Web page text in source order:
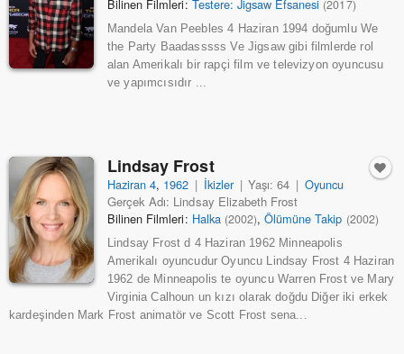
Bilinen Filmleri: Testere: Jigsaw Efsanesi (2017)
Mandela Van Peebles 4 Haziran 1994 doğumlu We
the Party Baadasssss Ve Jigsaw gibi filmlerde rol
alan Amerikalı bir rapçi film ve televizyon oyuncusu
ve yapımcısıdır ...
Lindsay Frost
Haziran 4, 1962 | İkizler | Yaşı: 64 | Oyuncu
Gerçek Adı: Lindsay Elizabeth Frost
Bilinen Filmleri: Halka (2002),Ölümüne Takip (2002)
Lindsay Frost d 4 Haziran 1962 Minneapolis
Amerikalı oyuncudur Oyuncu Lindsay Frost 4 Haziran
1962 de Minneapolis te oyuncu Warren Frost ve Mary
Virginia Calhoun un kızı olarak doğdu Diğer iki erkek
kardeşinden Mark Frost animatör ve Scott Frost sena...